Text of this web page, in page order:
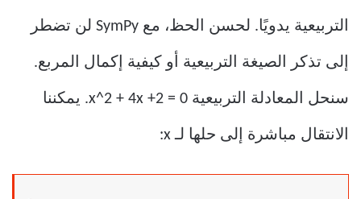
التربيعية يدويًا. لحسن الحظ، مع SymPy لن تضطر
إلى تذكر الصيغة التربيعية أو كيفية إكمال المربع.
سنحل المعادلة التربيعية x^2 + 4x +2 = 0. يمكننا
الانتقال مباشرة إلى حلها لـ x: